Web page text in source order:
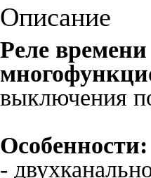
Описание
Реле времени
выключения
Особенности:
-